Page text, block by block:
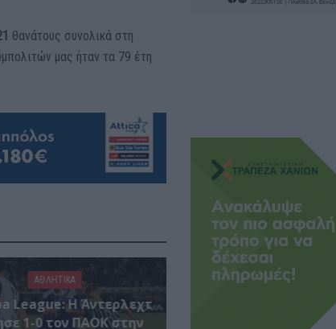
θανάτους συνολικά στη
μας ήταν τα 79 έτη
ΑΘΛΗΤΙΚΑ
League: Η Άντερλεχτ
1-0 τον ΠΑΟΚ στην